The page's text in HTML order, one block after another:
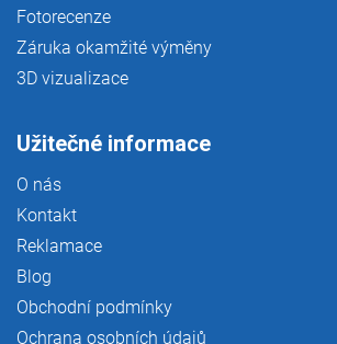
Fotorecenze
Záruka okamžité výměny
3D vizualizace
Užitečné informace
O nás
Kontakt
Reklamace
Blog
Obchodní podmínky
Ochrana osobních údajů